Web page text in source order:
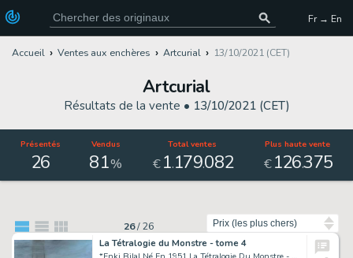
Fr → En
Accueil Ventes aux enchères Artcurial 13/10/2021 (CET)
Artcurial
Résultats de la vente • 13/10/2021 (CET)
Présentés
26
Vendus
81%
Total ventes
€1.179.082
Plus haute vente
€ 126.375
26/26
La Tétralogie du Monstre - tome 4